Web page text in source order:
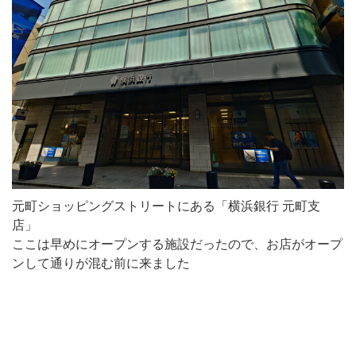
元町ショッピングストリートにある「横浜銀行 元町支
店」
ここは早めにオープンする施設だったので、お店がオープ
ンして通りが混む前に来ました